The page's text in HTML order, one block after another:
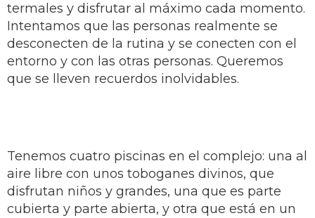
termales y disfrutar al máximo cada momento.
Intentamos que las personas realmente se
desconecten de la rutina y se conecten con el
entorno y con las otras personas. Queremos
que se lleven recuerdos inolvidables.
Tenemos cuatro piscinas en el complejo: una al
aire libre con unos toboganes divinos, que
disfrutan niños y grandes, una que es parte
cubierta y parte abierta, y otra que está en un